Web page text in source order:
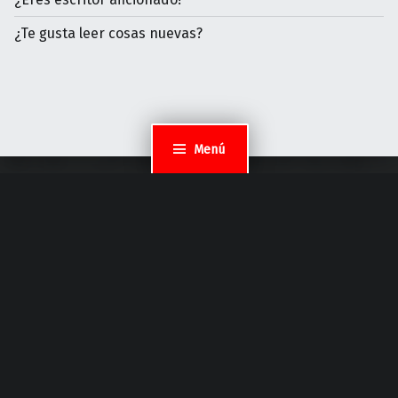
Menú
¿Te gusta leer cosas nuevas?